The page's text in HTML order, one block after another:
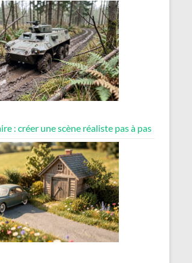
: créer une scène réaliste pas à pas